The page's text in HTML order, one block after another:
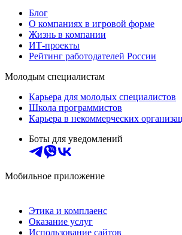
Блог
О компаниях в игровой форме
Жизнь в компании
ИТ-проекты
Рейтинг работодателей России
Молодым специалистам
Карьера для молодых специалистов
Школа программистов
Карьера в некоммерческих
Боты для уведомлений
Мобильное приложение
Этика и комплаенс
Оказание услуг
Использование сайтов